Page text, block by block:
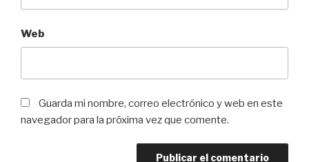
Web
Guarda mi nombre, correo electrónico y web en este
navegador para la próxima vez que comente.